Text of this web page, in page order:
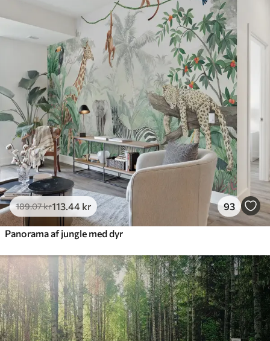
Premium
.33269.00kr/m²
Premium vinyl
516.67310.00 kr/m²
Peel and Stick
666.67400.00kr/m²
189.07kr113 .44 kr 93
Panorama af jungle med dyr